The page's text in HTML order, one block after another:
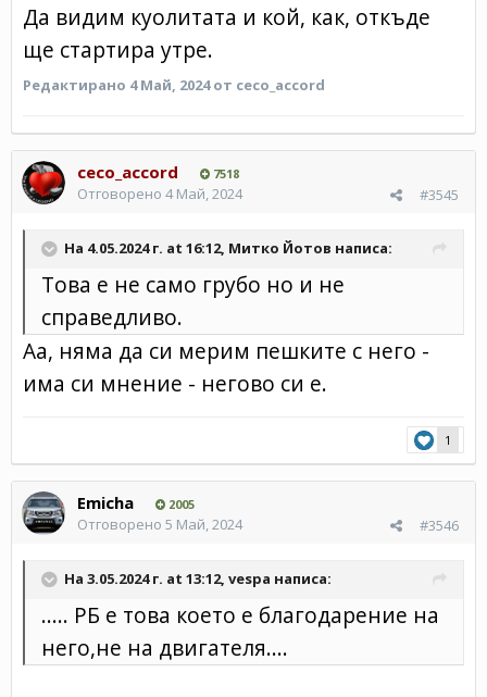
Да видим куолитата и кой, как, откъде
ще стартира утре.
Редактирано 4 Май, 2024от ceco_accord
ceco_accord 7518
#3545
Отговорено 4 Май, 2024
На 4.05.2024 г. at 16:12, Митко Йотов написа:
Това е не само грубо но и не
справедливо.
Аа, няма да си мерим пешките с него -
има си мнение - негово си е.
1
Emicha 2005
#3546
Отговорено 5 Май, 2024
На 3.05.2024 г. at 13:12, vespa написа:
..... РБ е това което е благодарение на
него,не на двигателя....